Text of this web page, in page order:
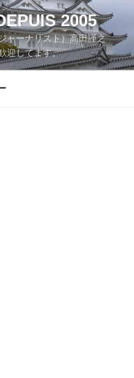
2005
ャーナリスト）高田謹之
を歓迎してます。